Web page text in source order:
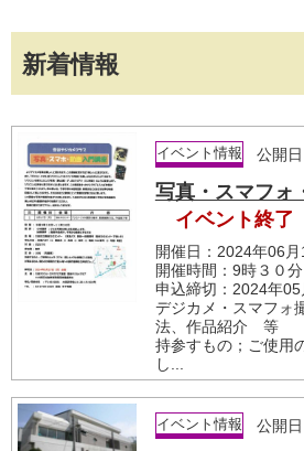
新着情報
イベント情報 公開
写真・スマフォ
イベント終了
開催日：2024年06月
開催時間：9時３０
申込締切：2024年05
デジカメ・スマフォ
法、作品紹介 等
持参すもの；ご使用
し...
イベント情報 公開